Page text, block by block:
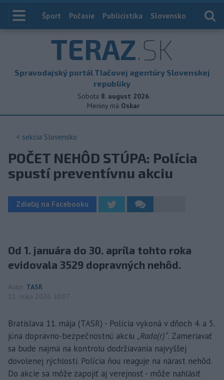
Index
Šport Počasie Publicistika Slovensko
TERAZ.SK
Spravodajský portál Tlačovej agentúry Slovenskej
republiky
Sobota 8. august 2026
Meniny má Oskar
< sekcia Slovensko
POČET NEHÔD STÚPA: Polícia
spustí preventívnu akciu
Zdieľaj na Facebooku
Od 1. januára do 30. apríla tohto roka
evidovala 3529 dopravných nehôd.
Autor TASR
11. mája 2026 10:07
Bratislava 11. mája (TASR) - Polícia vykoná v dňoch 4. a 5.
júna dopravno-bezpečnostnú akciu „Rada(r)“. Zameriavať
sa bude najmä na kontrolu dodržiavania najvyššej
dovolenej rýchlosti. Polícia ňou reaguje na nárast nehôd.
Do akcie sa môže zapojiť aj verejnosť - môže nahlásiť